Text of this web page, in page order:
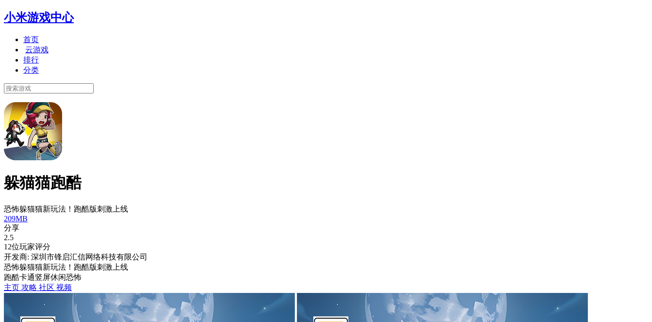
小米游戏中心
首页
云游戏
排行
分类
躲猫猫跑酷
恐怖躲猫猫新玩法！跑酷版刺激上线
209MB
分享
2.5
12位玩家评分
开发商: 深圳市锋启汇信网络科技有限公司
恐怖躲猫猫新玩法！跑酷版刺激上线
跑酷卡通竖屏休闲恐怖
主页 攻略 社区 视频